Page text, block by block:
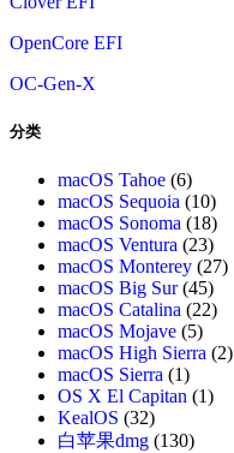
OpenCore EFI
OC-Gen-X
分类
macOS Tahoe (6)
macOS Sequoia (10)
macOS Sonoma (18)
macOS Ventura (23)
macOS Monterey (27)
macOS Big Sur(45)
macOS Catalina (22)
macOS Mojave (5)
macOS High Sierra (2)
macOS Sierra (1)
OS X El Capitan (1)
KealOS (32)
白苹果dmg (130)